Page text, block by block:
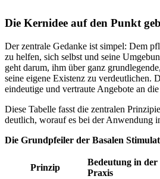
Die Kernidee auf den Punkt
Der zentrale Gedanke ist simpel: Dem
zu helfen, sich selbst und seine
geht darum, ihm über ganz
seine eigene Existenz zu verdeutlichen.
eindeutige und vertraute Angebote an
Diese Tabelle fasst die zentralen
deutlich, worauf es bei der Anwendung
Die Grundpfeiler der Basalen
Prinzip
Bedeutung in der
Praxis